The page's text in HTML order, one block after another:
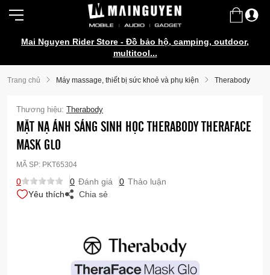
Mai Nguyen Rider Store - Đồ bảo hộ, camping, outdoor,
multitool...
Trang chủ Máy massage, thiết bị sức khoẻ và phụ kiện Therabody
Thương hiệu: Therabody
MẶT NẠ ÁNH SÁNG SINH HỌC THERABODY THERAFACE
MASK GLO
MÃ SP: PKT65304
0 0 Đánh giá 0 Thảo luận
Yêu thích
Chia sẻ